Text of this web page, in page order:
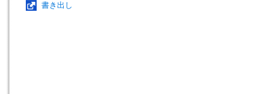
書き出し